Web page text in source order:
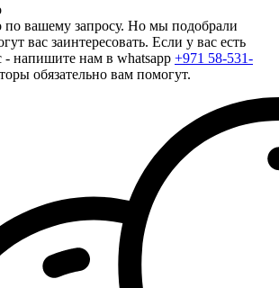
по вашему запросу. Но мы подобрали
вас заинтересовать. Если у вас есть
- напишите нам в whatsapp +971 58-531-
обязательно вам помогут.